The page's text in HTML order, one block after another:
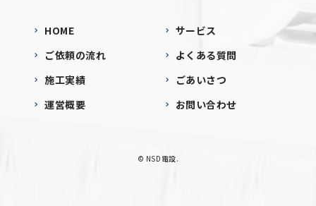
HOME
サービス
ご依頼の流れ
よくある質問
施工実績
ごあいさつ
運営概要
お問い合わせ
© NSD電設.